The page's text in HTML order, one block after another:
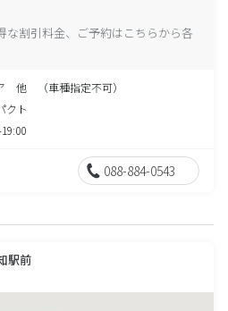
な割引料金、ご予約はこちらから各
他 （車種指定不可）
クト
088-884-0543
駅前